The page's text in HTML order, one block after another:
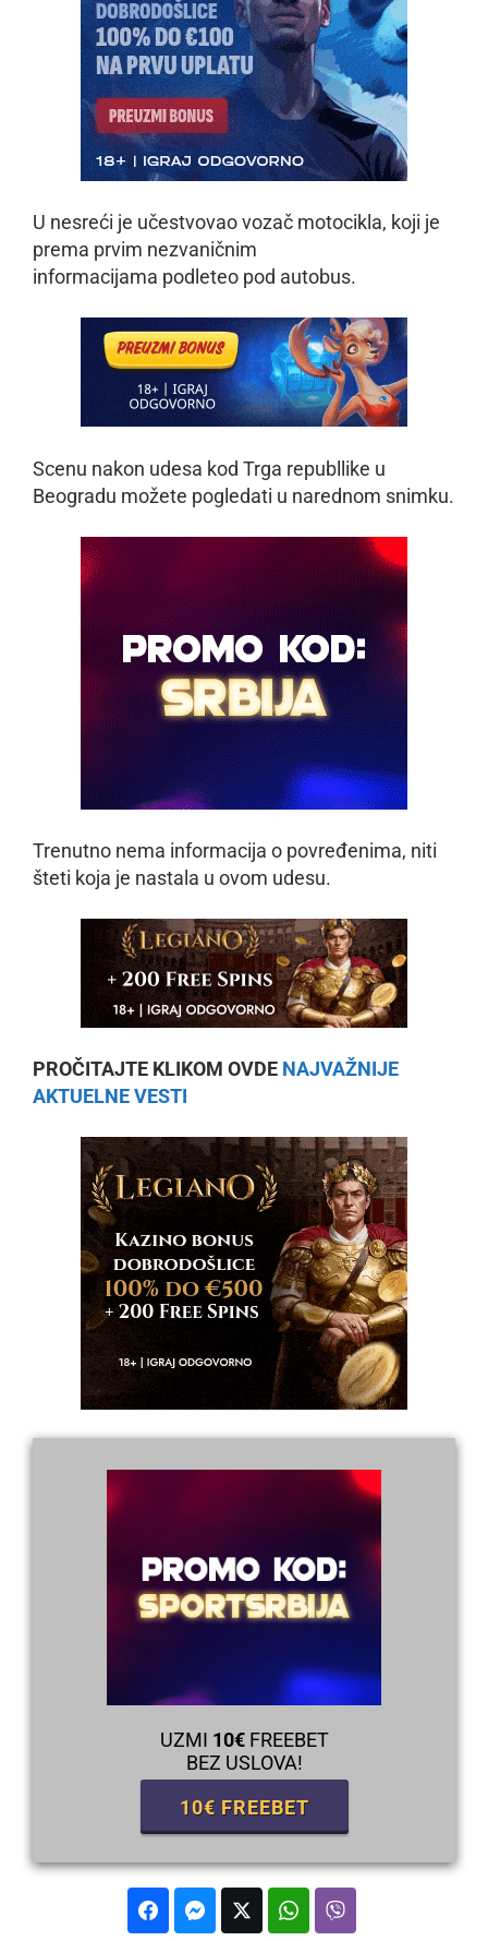
U nesreći je učestvovao vozač motocikla, koji je
prema prvim nezvaničnim
informacijama podleteo pod autobus.
Scenu nakon udesa kod Trga republlike u
Beogradu možete pogledati u narednom snimku.
Trenutno nema informacija o povređenima, niti
šteti koja je nastala u ovom udesu.
PROČITAJTE KLIKOM OVDE NAJVAŽNIJE
AKTUELNE VESTI
UZMI 10€FREEBET
BEZ USLOVA!
10€ FREEBET